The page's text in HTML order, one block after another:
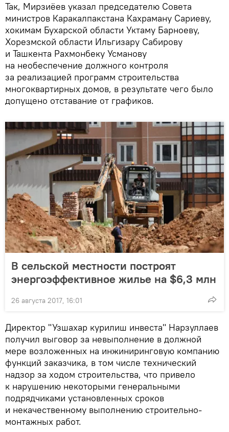
Так, Мирзиёев указал председателю Совета
министров Каракалпакстана Кахраману Сариеву,
хокимам Бухарской области Уктаму Барноеву,
Хорезмской области Ильгизару Сабирову
и Ташкента Рахмонбеку Усманову
на необеспечение должного контроля
за реализацией программ строительства
многоквартирных домов, в результате чего было
допущено отставание от графиков.
В сельской местности построят
энергоэффективное жилье на $6,3 млн
26 августа 2017, 16:01
Директор "Узшахар курилиш инвеста" Нарзуллаев
получил выговор за невыполнение в должной
мере возложенных на инжиниринговую компанию
функций заказчика, в том числе технический
надзор за ходом строительства, что привело
к нарушению некоторыми генеральными
подрядчиками установленных сроков
и некачественному выполнению строительно-
монтажных работ.